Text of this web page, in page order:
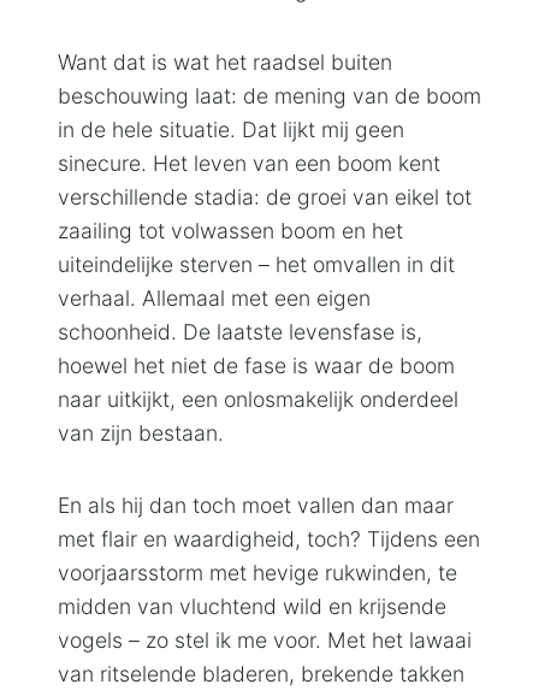
Want dat is wat het raadsel buiten
beschouwing laat: de mening van de boom
in de hele situatie. Dat lijkt mij geen
sinecure. Het leven van een boom kent
verschillende stadia: de groei van eikel tot
zaailing tot volwassen boom en het
uiteindelijke sterven – het omvallen in dit
verhaal. Allemaal met een eigen
schoonheid. De laatste levensfase is,
hoewel het niet de fase is waar de boom
naar uitkijkt, een onlosmakelijk onderdeel
van zijn bestaan.
En als hij dan toch moet vallen dan maar
met flair en waardigheid, toch? Tijdens een
voorjaarsstorm met hevige rukwinden, te
midden van vluchtend wild en krijsende
vogels – zo stel ik me voor. Met het lawaai
van ritselende bladeren, brekende takken